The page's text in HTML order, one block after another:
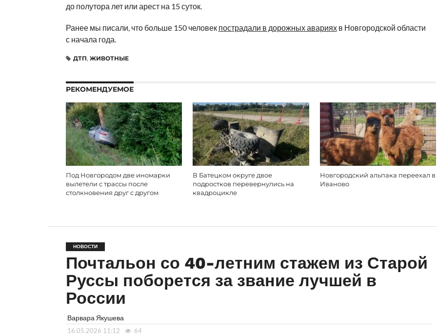
до полутора лет или арест на 15 суток.
Ранее мы писали, что больше 150 человек пострадали в дорожных аварияхв Новгородской области
с начала года.
ДТП, ЖИВОТНЫЕ
РЕКОМЕНДУЕМОЕ
Под Новгородом две иномарки
вылетели с трассы после
столкновения друг с другом
В Батецком округе двое
подростков перевернулись на
квадроцикле
Новгородский альпака переехал в
Иваново
НОВОСТИ
Почтальон со 40-летним стажем из Старой
Руссы поборется за звание лучшей в
России
Варвара Якушева
16.05.2026 11:12 64